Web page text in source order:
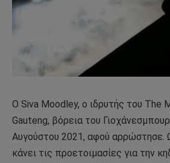
Ο Siva Moodley, ο ιδρυτής του The
Gauteng, βόρεια του
Αυγούστου 2021, αφού αρρώστησε.
κάνει τις προετοιμασίες για την